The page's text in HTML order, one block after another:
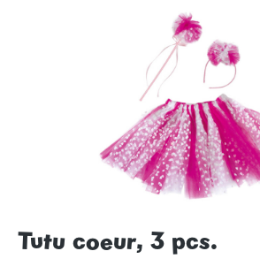
Ignorer la galerie d'images
Tutu coeur, 3 pcs.